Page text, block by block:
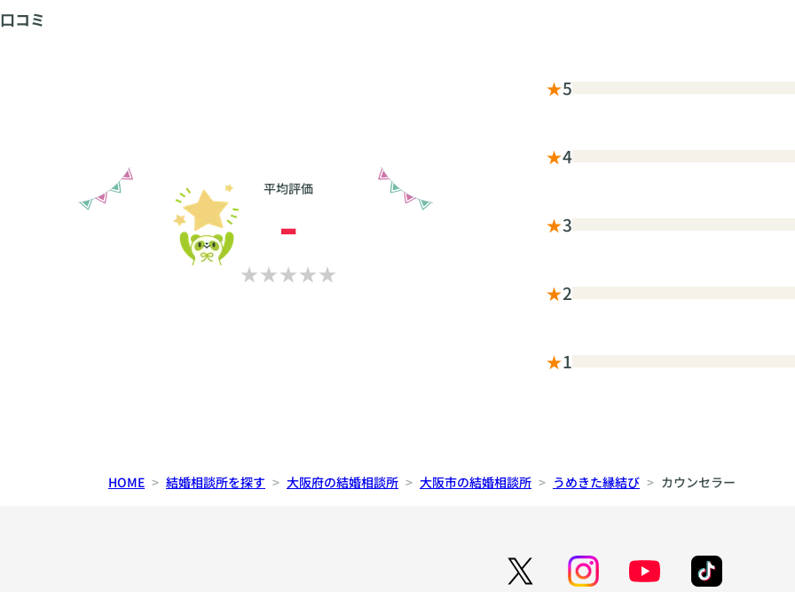
口コミ
平均評価
-
★5
★4
★3
★2
★1
HOME 結婚相談所を探す 大阪府の結婚相談所 大阪市の結婚相談所 うめきた縁結び カウンセラー